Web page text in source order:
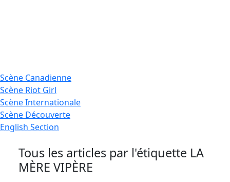
Scène Canadienne
Scène Riot Girl
ScèneInternationale
Scène Découverte
English Section
Tous les articles par l'étiquette LA
MÈRE VIPÈRE